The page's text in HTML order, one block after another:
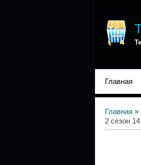
Главная
Главная »
2 сезон